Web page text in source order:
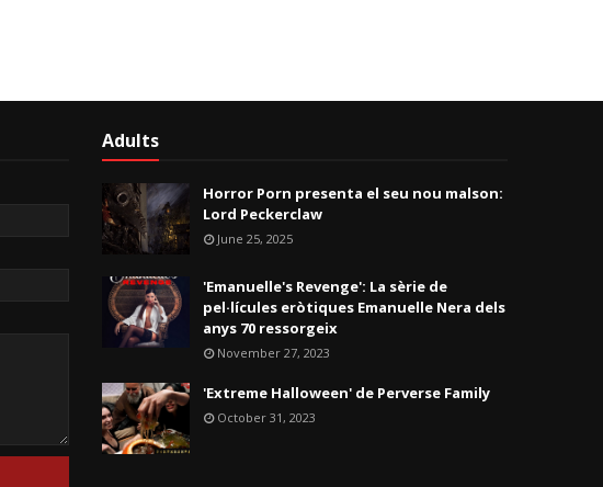
Adults
Horror Porn presenta el seu nou malson:
Lord Peckerclaw
June 25, 2025
'Emanuelle's Revenge': La sèrie de
pel·lícules eròtiques Emanuelle Nera dels
anys 70 ressorgeix
November 27, 2023
'Extreme Halloween' de Perverse Family
October 31, 2023